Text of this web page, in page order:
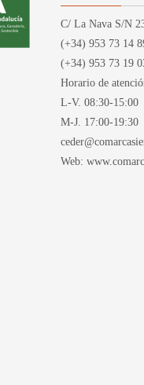
C/ La Nava S/N
(+34) 953 73 14
(+34) 953 73 19
Horario de
L-V. 08:30-15:00
M-J. 17:00-19:30
Web: